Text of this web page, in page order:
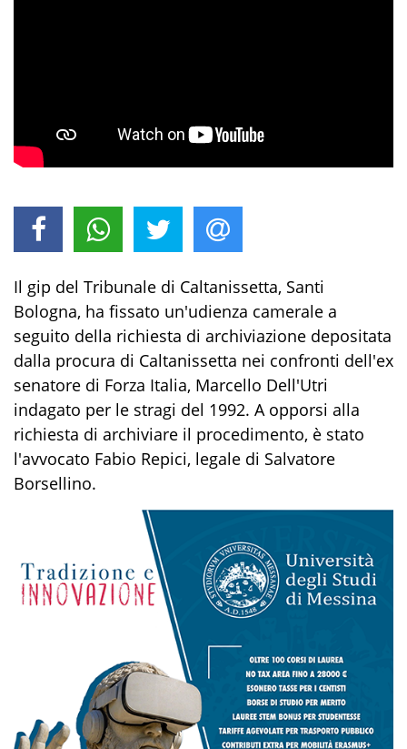
Il gip del Tribunale di Caltanissetta, Santi
Bologna, ha fissato un'udienza camerale a
seguito della richiesta di archiviazione depositata
dalla procura di Caltanissetta nei confronti dell'ex
senatore di Forza Italia, Marcello Dell'Utri
indagato per le stragi del 1992. A opporsi alla
richiesta di archiviare il procedimento, è stato
l'avvocato Fabio Repici, legale di Salvatore
Borsellino.